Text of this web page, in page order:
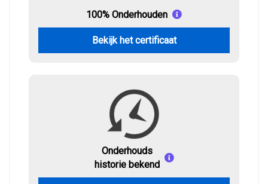
100% Onderhouden
Bekijk het certificaat
Onderhouds
historie bekend